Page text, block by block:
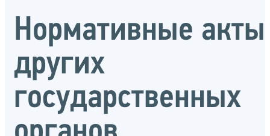
Нормативные акты
других
государственных